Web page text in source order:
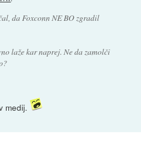
da Foxconn NE BO zgradil
laže kar naprej. Ne da zamolči
medij.